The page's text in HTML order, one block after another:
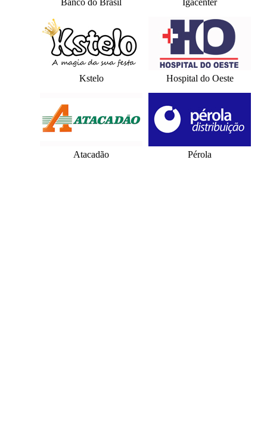
Kstelo Hospital do Oeste
Atacadão Pérola